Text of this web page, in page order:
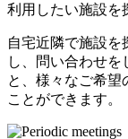
利用したい施設を
自宅近隣で施設を
し、問い合わせを
と、様々なご希望
ことができます。